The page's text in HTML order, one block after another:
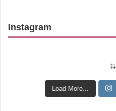
Instagram
Load More...